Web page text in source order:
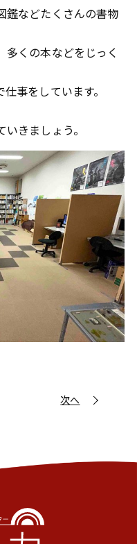
鑑などたくさんの書物
多くの本などをじっく
事をしています。
きましょう。
次へ